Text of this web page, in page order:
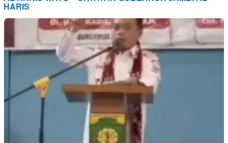
HARIS